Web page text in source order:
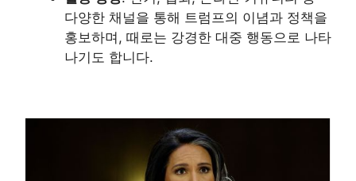
다양한 채널을 통해 트럼프의 이념과 정책을
홍보하며, 때로는 강경한 대중 행동으로 나타
나기도 합니다.